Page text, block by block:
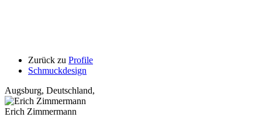
Zurück zu Profile
Schmuckdesign
Augsburg, Deutschland,
Erich Zimmermann